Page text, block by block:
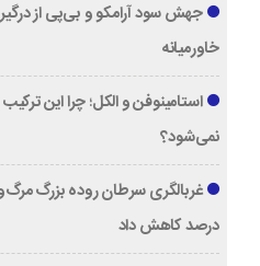
جهش سود آرامکو و بی‌پی از
خاورمیانه
استامینوفن و الکل؛ چرا این
نمی‌شود؟
درصد کاهش داد